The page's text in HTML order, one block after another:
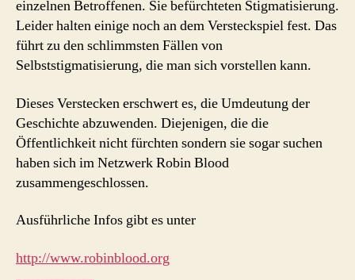
einzelnen Betroffenen. Sie befürchteten Stigmatisierung.
Leider halten einige noch an dem Versteckspiel fest. Das
führt zu den schlimmsten Fällen von
Selbststigmatisierung, die man sich vorstellen kann.
Dieses Verstecken erschwert es, die Umdeutung der
Geschichte abzuwenden. Diejenigen, die die
Öffentlichkeit nicht fürchten sondern sie sogar suchen
haben sich im Netzwerk Robin Blood
zusammengeschlossen.
Ausführliche Infos gibt es unter
http://www.robinblood.org